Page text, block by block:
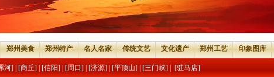
郑州美食 郑州特产 名人名家 传统文艺 文化遗产 郑州工艺 印象图库
河] [商丘] [信阳] [周口] [济源] [平顶山] [三门峡] [驻马店]